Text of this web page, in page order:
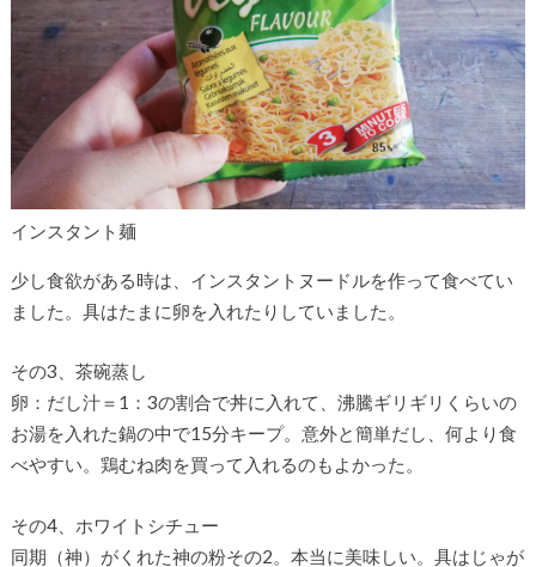
インスタント麺
少し食欲がある時は、インスタントヌードルを作って食べてい
ました。具はたまに卵を入れたりしていました。
その3、茶碗蒸し
卵：だし汁＝1：3の割合で丼に入れて、沸騰ギリギリくらいの
お湯を入れた鍋の中で15分キープ。意外と簡単だし、何より食
べやすい。鶏むね肉を買って入れるのもよかった。
その4、ホワイトシチュー
同期（神）がくれた神の粉その2。本当に美味しい。具はじゃが